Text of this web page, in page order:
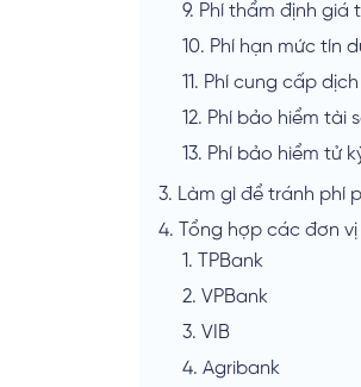
9. Phí thẩm định giá
10. Phí hạn mức tín
11. Phí cung cấp
12. Phí bảo hiểm tài
13. Phí bảo hiểm tử
3. Làm gì để tránh phí
4.
Tổng hợp các đơn
1.
TPBank
2. VPBank
3. VIB
4. Agribank